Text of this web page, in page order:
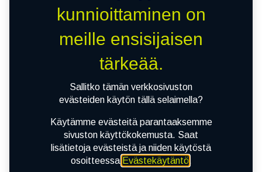
kunnioittaminen on
meille ensisijaisen
tärkeää.
Sallitko tämän verkkosivuston
evästeiden käytön tällä selaimella?
Käytämme evästeitä parantaaksemme
sivuston käyttökokemusta. Saat
lisätietoja evästeistä ja niiden käytöstä
osoitteessa Evästekäytäntö.